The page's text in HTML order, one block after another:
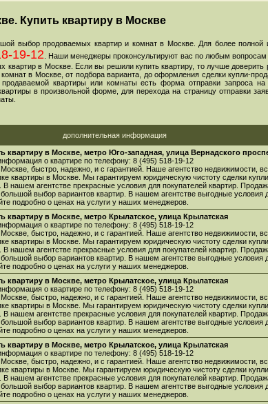
Купить квартиру в Москве
выбор продоваемых квартир и комнат в Москве. Для более полной
19-12 . Наши менеджеры проконсультируют вас по любым
в Москве. Если вы решили купить квартиру, то лучше доверить
в Москве, от подбора варианта, до оформления сделки купли-
квартиры или комнаты есть форма отправки запроса на
в произвольной форме, для перехода на страницу отправки
дополнительная информация
квартиру в Москве, метро Юго-западная, улица Вернадского
о квартире по телефону: 8 (495) 518-19-12
Москве, быстро, надежно, и с гарантией. Наше агентство недвижимости,
квартиры в Москве. Мы гарантируем юридическую чистоту сделки
В нашем агентстве прекрасные условия для покупателей квартир.
выбор вариантов квартир. В нашем агентстве выгодные условия
подробно о ценах на услуги у наших менеджеров.
квартиру в Москве, метро Крылатское, улица Крылатская
о квартире по телефону: 8 (495) 518-19-12
Москве, быстро, надежно, и с гарантией. Наше агентство недвижимости,
квартиры в Москве. Мы гарантируем юридическую чистоту сделки
В нашем агентстве прекрасные условия для покупателей квартир.
выбор вариантов квартир. В нашем агентстве выгодные условия
подробно о ценах на услуги у наших менеджеров.
квартиру в Москве, метро Крылатское, улица Крылатская
о квартире по телефону: 8 (495) 518-19-12
Москве, быстро, надежно, и с гарантией. Наше агентство недвижимости,
квартиры в Москве. Мы гарантируем юридическую чистоту сделки
В нашем агентстве прекрасные условия для покупателей квартир.
выбор вариантов квартир. В нашем агентстве выгодные условия
подробно о ценах на услуги у наших менеджеров.
квартиру в Москве, метро Крылатское, улица Крылатская
о квартире по телефону: 8 (495) 518-19-12
Москве, быстро, надежно, и с гарантией. Наше агентство недвижимости,
квартиры в Москве. Мы гарантируем юридическую чистоту сделки
В нашем агентстве прекрасные условия для покупателей квартир.
выбор вариантов квартир. В нашем агентстве выгодные условия
подробно о ценах на услуги у наших менеджеров.